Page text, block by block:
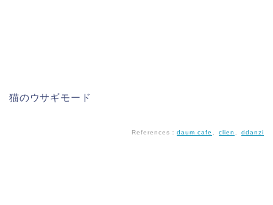
猫のウサギモード
References： daum cafe 、 clien 、 ddanzi